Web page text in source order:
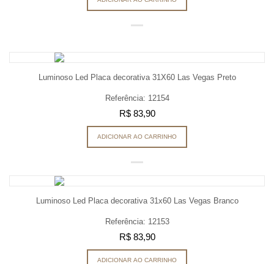
Luminoso Led Placa decorativa 31X60 Las Vegas Preto
Referência: 12154
R$ 83,90
ADICIONAR AO CARRINHO
Luminoso Led Placa decorativa 31x60 Las Vegas Branco
Referência: 12153
R$ 83,90
ADICIONAR AO CARRINHO